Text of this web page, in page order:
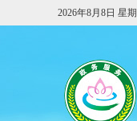
2026年8月8日 星